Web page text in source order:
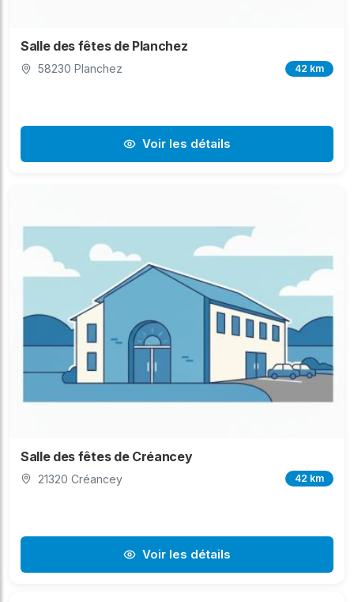
Salle des fêtes de Planchez
58230 Planchez 42 km
Voir les détails
Salle des fêtes de Créancey
21320 Créancey 42 km
Voir les détails